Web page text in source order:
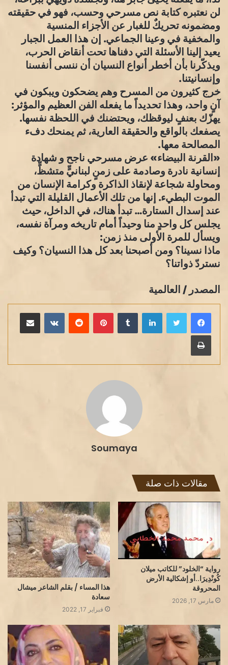
لن نعتبره كتابة نص مسرحي وحسب، فهو في حقيقته
ومضمونه تحريكٌ للغبار عن الأجزاء المنسية
والمخفية في وعينا الجماعي. إن هذا العمل الجبار
يعيد إلينا الأسئلة التي دفناها تحت أنقاض الحرب،
ويذكّرنا بأن أخطر أنواع النسيان أن ننسى أنفسنا
وإنسانيتنا.
خرج كثيرون من المسرح وهم يضحكون ويبكون في
آنٍ واحد، وهذا تحديداً ما يفعله الفن العظيم والمؤثر:
يهزّك بعنفٍ ليوقظك، ويحتضنك في اللحظة نفسها.
يصفعك بالواقع والحقيقة العارية، ثم يمنحك دفء
المصالحة معها.
«القرنة البيضاء» عرض مسرحي ناجح و شهادة
إنسانية نادرة وصادمة على زمنٍ لبنانيٍّ متشظٍّ،
ومحاولة شجاعة لإنقاذ الذاكرة وكرامة الإنسان من
الموت البطيء. إنها من تلك الأعمال القليلة التي تبدأ
عند إسدال الستارة… تبدأ هناك، في الداخل، حيث
يجلس كل واحدٍ منا وحيداً أمام تاريخه ومرآة نفسه،
ويسأل للمرة الأولى منذ زمن:
ماذا نسينا؟ ومن أصبحنا بعد كل هذا النسيان؟ وكيف
نستردّ ذواتنا؟
المصدر / العالمية
لينكدإن بينتيريست مشاركة عبر البريد
طباعة
Soumaya
مقالات ذات صلة
رواية “الخلود” للكاتب ميلان
كُونْدِيرَا..أو إشكالية الأرض
المحروقة
مارس 17, 2026
هذا المساء / بقلم الشاعر ميشال
سعادة
فبراير 17, 2022